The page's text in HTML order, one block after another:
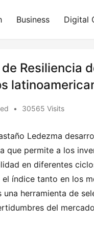
Business Digital
Resiliencia
• 30565 Visits
Ledezma
que permite a los
en diferentes
índice tanto en los
herramienta de
del